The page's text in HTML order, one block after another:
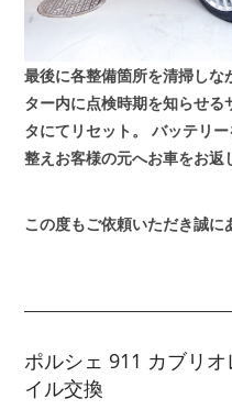
最後に各整備箇所を清掃しな
ター内に点検時期を知らせ
タにてリセット。
バッテリ
整えお客様の元へお車をお返
この度もご依頼いただき誠に
ポルシェ 911 カブリ
イル交換